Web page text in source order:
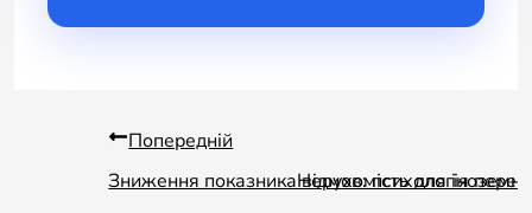
Попередній
Зниження показника відмов: психологія
Нерухомість для